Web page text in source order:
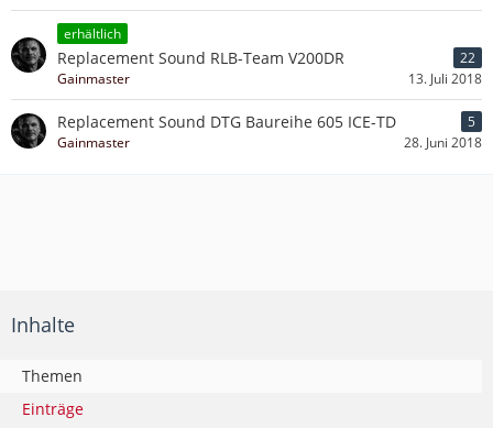
erhältlich
Replacement Sound RLB-Team V200DR
22
Gainmaster
13. Juli 2018
Replacement Sound DTG Baureihe 605 ICE-TD
5
Gainmaster
28. Juni 2018
Inhalte
Themen
Einträge